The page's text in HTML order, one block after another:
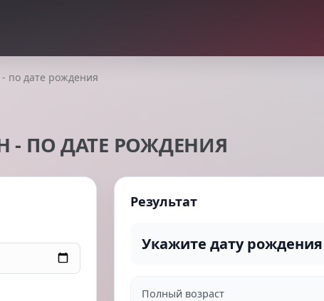
- по дате рождения
- ПО ДАТЕ РОЖДЕНИЯ
Результат
Укажите дату рождения
Полный возраст